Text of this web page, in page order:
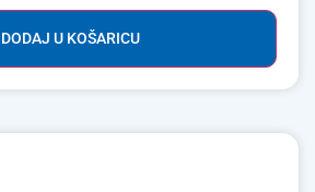
DODAJ U KOŠARICU